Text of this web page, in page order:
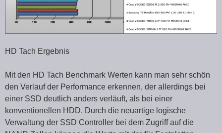
HD Tach Ergebnis
Mit den HD Tach Benchmark Werten kann man sehr schön
den Verlauf der Performance erkennen, der allerdings bei
einer SSD deutlich anders verläuft, als bei einer
konventionellen HDD. Durch die neuartige logische
Verwaltung der SSD Controller bei dem Zugriff auf die